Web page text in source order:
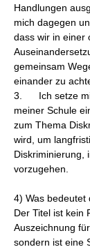
Handlungen
mich dagegen
dass wir in einer
gemeinsam
einander zu
3. Ich setze
meiner Schule
zum Thema
wird, um
Diskriminierung,
vorzugehen.
4) Was bedeutet
Der Titel ist kein
Auszeichnung
sondern ist eine